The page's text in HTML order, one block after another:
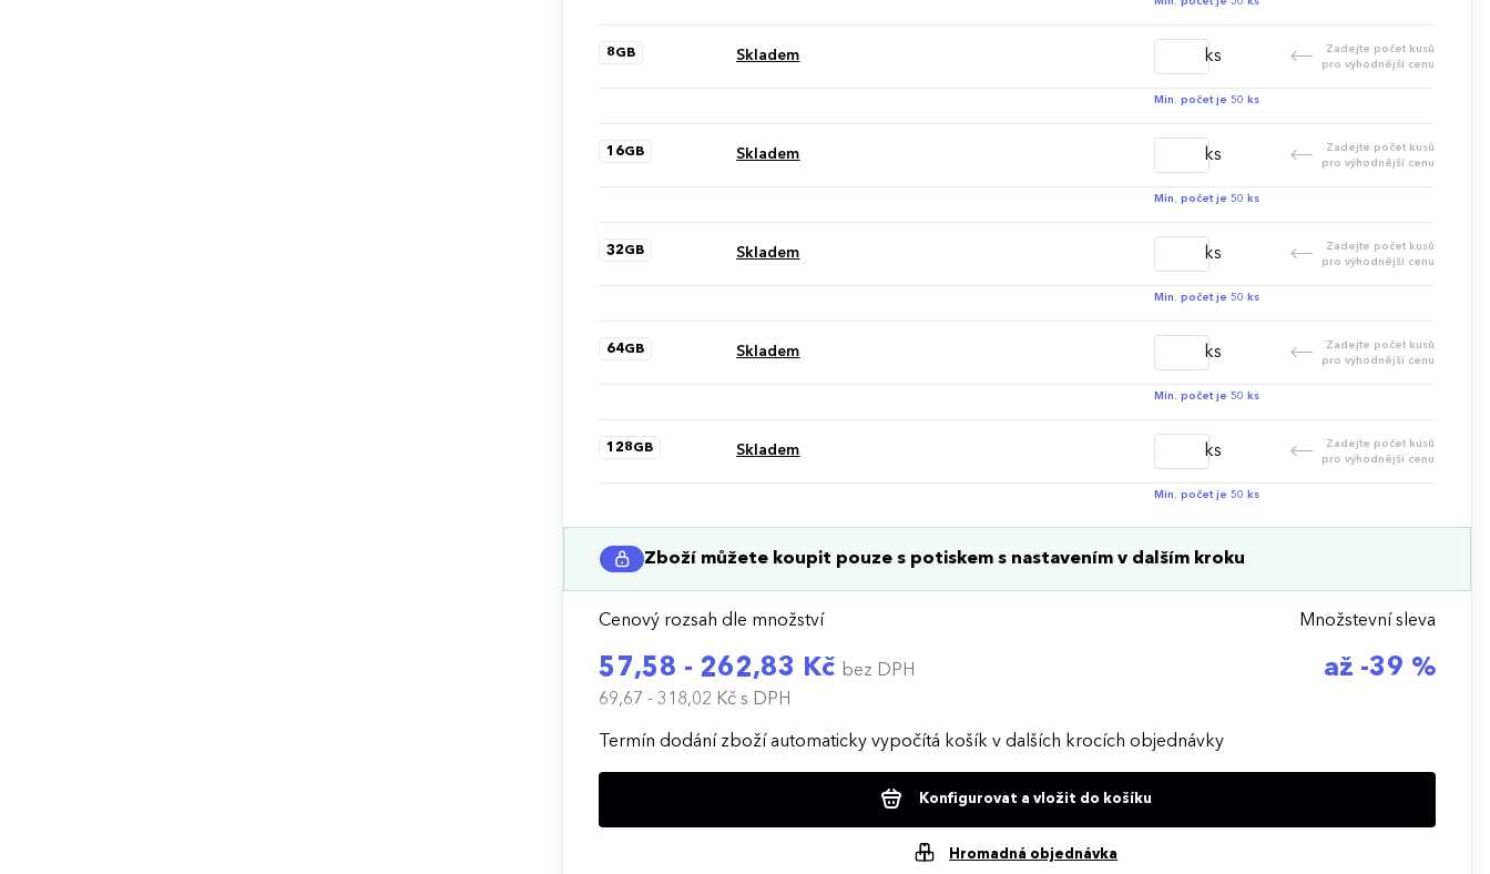
8GB Skladem ks
Zadejte počet kusů
pro výhodnější cenu
Min. počet je 50 ks
16GB Skladem ks
Zadejte počet kusů
pro výhodnější cenu
Min. počet je 50 ks
32GB Skladem ks
Zadejte počet kusů
pro výhodnější cenu
Min. počet je 50 ks
64GB Skladem ks
Zadejte počet kusů
pro výhodnější cenu
Min. počet je 50 ks
128GB Skladem ks
Zadejte počet kusů
pro výhodnější cenu
Min. počet je 50 ks
Zboží můžete koupit pouze s potiskem s nastavením v dalším kroku
Cenový rozsah dle množství
57,58 - 262,83 Kč bez DPH
69,67 - 318,02 Kčs DPH
Množstevní sleva
až -39 %
Termín dodání zboží automaticky vypočítá košík v dalších krocích objednávky
Konfigurovat a vložit do košíku
Hromadná objednávka